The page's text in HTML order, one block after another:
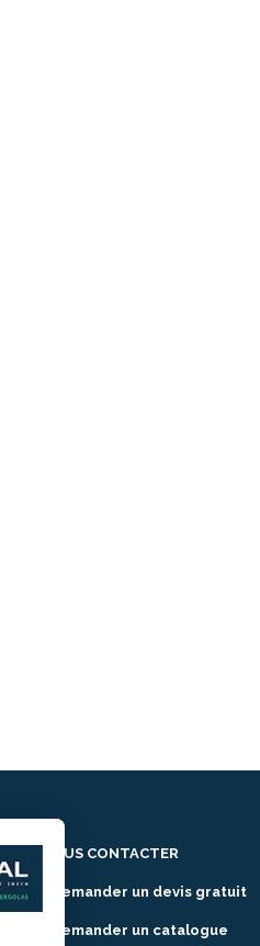
NOUS CONTACTER
> Demander un devis gratuit
> Demander un catalogue